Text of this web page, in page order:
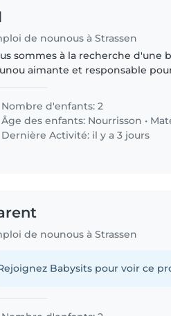
de nounous à Strassen
sommes à la recherche d'une
aimante et responsable
sont sportifs,..
Nombre d'enfants: 2
Âge des enfants: Nourrisson •
Dernière Activité: il y a 3 jours
de nounous à Strassen
Babysits pour voir ce